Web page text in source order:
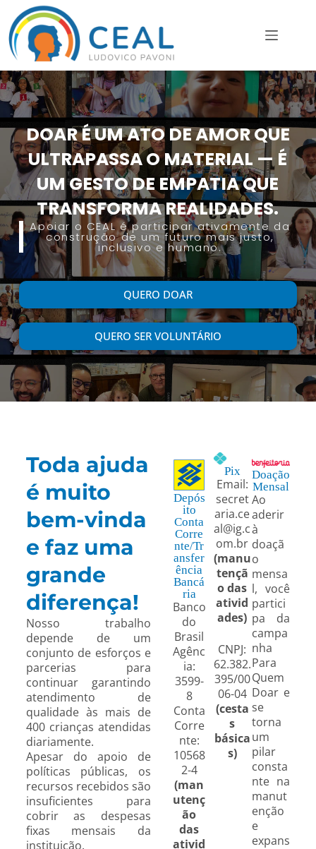
DOAR É UM ATO DE AMOR QUE
ULTRAPASSA O MATERIAL — É
UM GESTO DE EMPATIA QUE
TRANSFORMA REALIDADES.
Apoiar o CEAL é participar ativamente da
construção de um futuro mais justo,
inclusivo e humano.
QUERO DOAR
QUERO SER VOLUNTÁRIO
Toda ajuda
é muito
bem-vinda
e faz uma
grande
diferença!
Nosso trabalho
depende de um
conjunto de esforços e
parcerias para
continuar garantindo
atendimento de
qualidade às mais de
400 crianças atendidas
diariamente.
Apesar do apoio de
políticas públicas, os
recursos recebidos são
insuficientes para
cobrir as despesas
fixas mensais da
instituição.
Depós
ito
Conta
Corre
nte/Tr
ansfer
ência
Bancá
ria
Banco
do
Brasil
Agênc
ia:
3599-
8
Conta
Corre
nte:
10568
2-4
(man
utenç
ão
das
ativid
Pix
Email:
secret
aria.ce
al@ig.c
om.br
(manu
tençã
o das
ativid
ades)
CNPJ:
62.382.
395/00
06-04
(cesta
s
básica
s)
Doação
Mensal
Ao
aderir
à
doaçã
o
mensa
l, você
partici
pa da
campa
nha
Para
Quem
Doar e
se
torna
um
pilar
consta
nte na
manut
enção
e
expans